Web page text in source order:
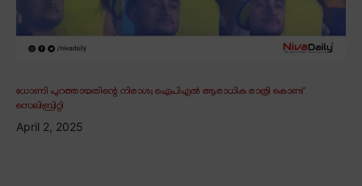
ധോണി പുറത്തായതിന്റെ നിരാശ; ഐപിഎൽ ആരാധിക രാത്രി കൊണ്ട്
സെലിബ്രിറ്റി
April 2, 2025